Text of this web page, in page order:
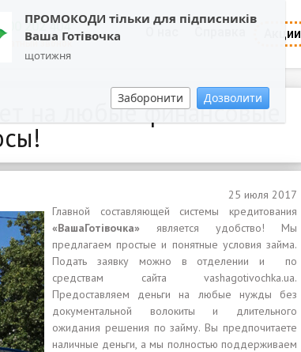
ПРОМОКОДИ тільки для підписників
Ваша Готівочка
щотижня
Заборонити Дозволити
202 404
звонок
Акции
на любые финансовые
25 июля 2017
Главной составляющей системы кредитования
«ВашаГотівочка» является удобство! Мы
предлагаем простые и понятные условия займа.
Подать заявку можно в отделении и по
средствам сайта vashagotivochka.ua.
Предоставляем деньги на любые нужды без
документальной волокиты и длительного
ожидания решения по займу. Вы предпочитаете
наличные деньги, а мы полностью поддерживаем